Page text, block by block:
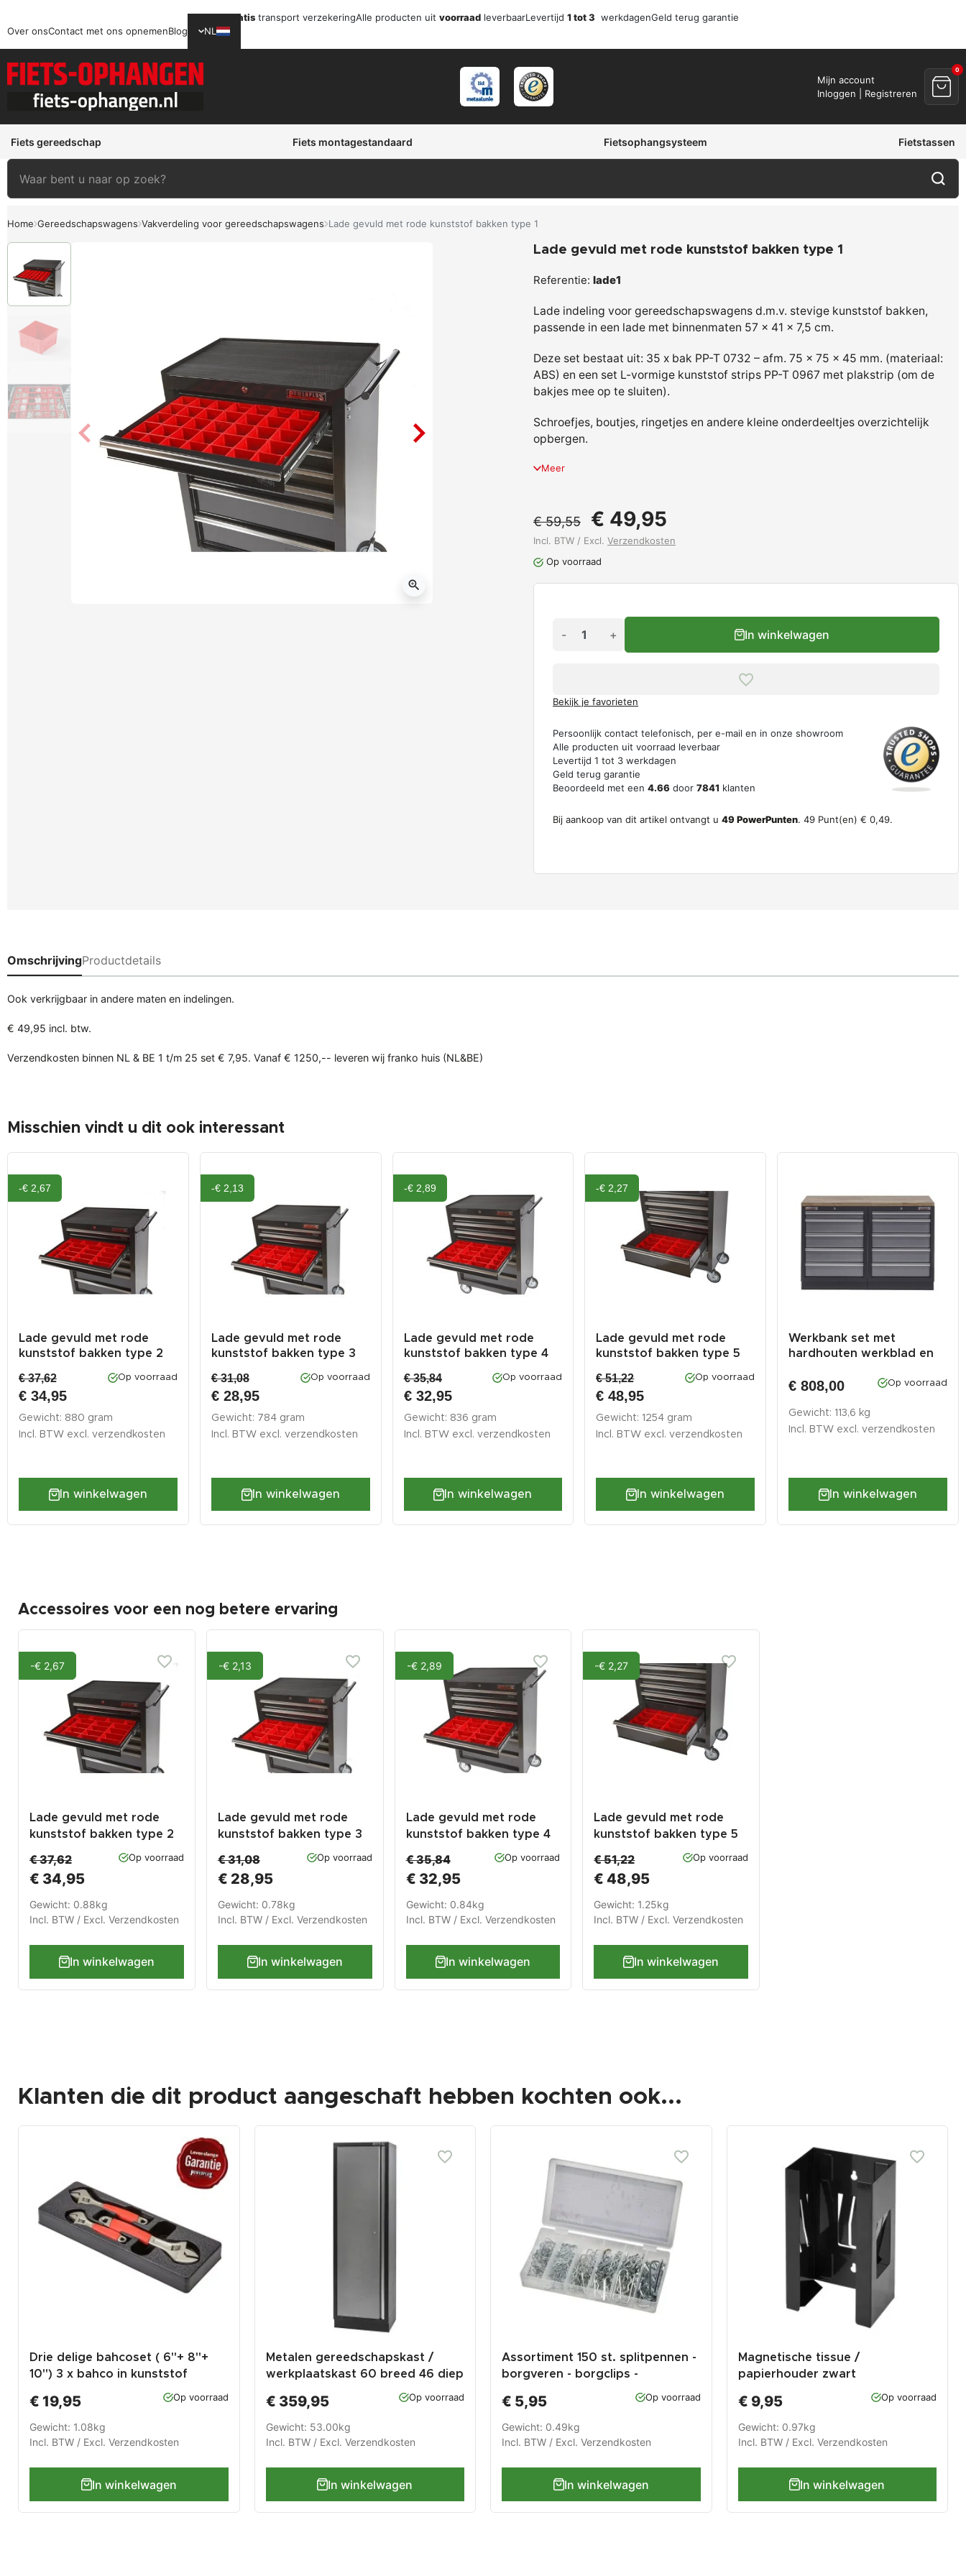
Gratis transport verzekeringAlle producten uit voorraad leverbaarLevertijd 1 tot 3 werkdagenGeld terug garantie
Over onsContact met ons opnemenBlog NL
Mijn account
Inloggen | Registreren
0
Fiets gereedschap Fiets montagestandaard Fietsophangsysteem Fietstassen
Home Gereedschapswagens Vakverdeling voor gereedschapswagens Lade gevuld met rode kunststof bakken type 1
zoom_in
Lade gevuld met rode kunststof bakken type 1
Referentie: lade1
Lade indeling voor gereedschapswagens d.m.v. stevige kunststof bakken,
passende in een lade met binnenmaten 57 x 41 x 7,5 cm.
Deze set bestaat uit: 35 x bak PP-T 0732 – afm. 75 x 75 x 45 mm. (materiaal:
ABS) en een set L-vormige kunststof strips PP-T 0967 met plakstrip (om de
bakjes mee op te sluiten).
Schroefjes, boutjes, ringetjes en andere kleine onderdeeltjes overzichtelijk
opbergen.
Meer
€ 59,55 € 49,95
Incl. BTW / Excl. Verzendkosten
Op voorraad
- + In winkelwagen
Bekijk je favorieten
Persoonlijk contact telefonisch, per e-mail en in onze showroom
Alle producten uit voorraad leverbaar
Levertijd 1 tot 3 werkdagen
Geld terug garantie
Beoordeeld met een 4.66 door 7841 klanten
Bij aankoop van dit artikel ontvangt u 49PowerPunten. 49 Punt(en) € 0,49.
OmschrijvingProductdetails
Ook verkrijgbaar in andere maten en indelingen.
€ 49,95 incl. btw.
Verzendkosten binnen NL & BE 1 t/m 25 set € 7,95. Vanaf € 1250,-- leveren wij franko huis (NL&BE)
Misschien vindt u dit ook interessant
-€ 2,67
Lade gevuld met rode
kunststof bakken type 2
€ 37,62
€ 34,95
Op voorraad
Gewicht: 880 gram
Incl. BTW excl. verzendkosten
In winkelwagen
-€ 2,13
Lade gevuld met rode
kunststof bakken type 3
€ 31,08
€ 28,95
Op voorraad
Gewicht: 784 gram
Incl. BTW excl. verzendkosten
In winkelwagen
-€ 2,89
Lade gevuld met rode
kunststof bakken type 4
€ 35,84
€ 32,95
Op voorraad
Gewicht: 836 gram
Incl. BTW excl. verzendkosten
In winkelwagen
-€ 2,27
Lade gevuld met rode
kunststof bakken type 5
€ 51,22
€ 48,95
Op voorraad
Gewicht: 1254 gram
Incl. BTW excl.verzendkosten
In winkelwagen
Werkbank set met
hardhouten werkblad en
€ 808,00 Op voorraad
Gewicht: 113,6 kg
Incl. BTW excl.verzendkosten
In winkelwagen
Accessoires voor een nog betere ervaring
-€ 2,67
Lade gevuld met rode
kunststof bakken type 2
€ 37,62
€ 34,95
Op voorraad
Gewicht: 0.88kg
Incl. BTW / Excl. Verzendkosten
In winkelwagen
-€ 2,13
Lade gevuld met rode
kunststof bakken type 3
€ 31,08
€ 28,95
Op voorraad
Gewicht: 0.78kg
Incl. BTW / Excl. Verzendkosten
In winkelwagen
-€ 2,89
Lade gevuld met rode
kunststof bakken type 4
€ 35,84
€ 32,95
Op voorraad
Gewicht: 0.84kg
Incl. BTW / Excl. Verzendkosten
In winkelwagen
-€ 2,27
Lade gevuld met rode
kunststof bakken type 5
€ 51,22
€ 48,95
Op voorraad
Gewicht: 1.25kg
Incl. BTW / Excl.Verzendkosten
In winkelwagen
Klanten die dit product aangeschaft hebben kochten ook...
Drie delige bahcoset ( 6"+ 8"+
10") 3 x bahco in kunststof
gereedschapswagen
€ 19,95 Op voorraad
Gewicht: 1.08kg
Incl. BTW / Excl. Verzendkosten
In winkelwagen
Metalen gereedschapskast /
werkplaatskast 60 breed 46 diep
en 200 cm hoog - 1 deur.
€ 359,95 Op voorraad
Gewicht: 53.00kg
Incl. BTW / Excl. Verzendkosten
In winkelwagen
Assortiment 150 st. splitpennen -
borgveren - borgclips -
€ 5,95 Op voorraad
Gewicht: 0.49kg
Incl. BTW / Excl. Verzendkosten
In winkelwagen
Magnetische tissue /
papierhouder zwart
€ 9,95 Op voorraad
Gewicht: 0.97kg
Incl. BTW / Excl. Verzendkosten
In winkelwagen